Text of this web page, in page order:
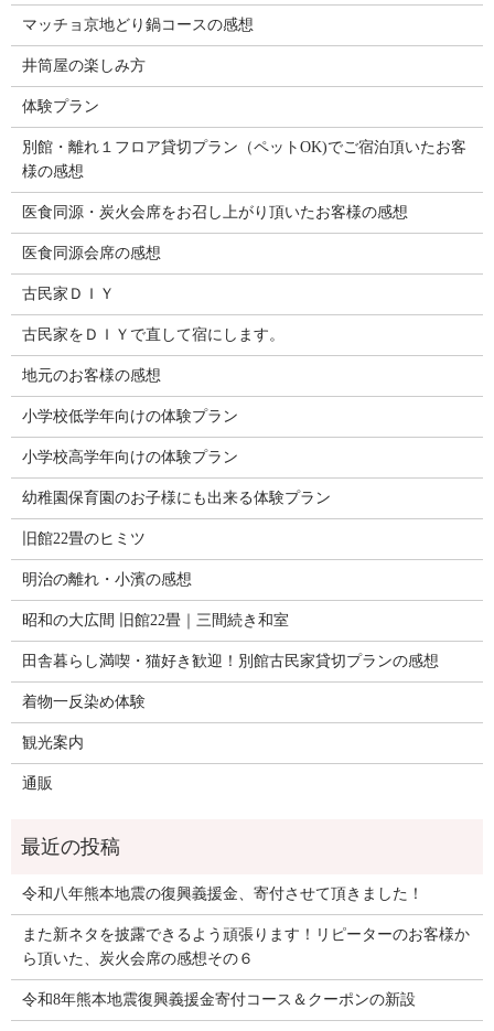
マッチョ京地どり鍋コースの感想
井筒屋の楽しみ方
体験プラン
別館・離れ１フロア貸切プラン（ペットOK)でご宿泊頂いたお客
様の感想
医食同源・炭火会席をお召し上がり頂いたお客様の感想
医食同源会席の感想
古民家ＤＩＹ
古民家をＤＩＹで直して宿にします。
地元のお客様の感想
小学校低学年向けの体験プラン
小学校高学年向けの体験プラン
幼稚園保育園のお子様にも出来る体験プラン
旧館22畳のヒミツ
明治の離れ・小濱の感想
昭和の大広間 旧館22畳｜三間続き和室
田舎暮らし満喫・猫好き歓迎！別館古民家貸切プランの感想
着物一反染め体験
観光案内
通販
令和八年熊本地震の復興義援金、寄付させて頂きました！
また新ネタを披露できるよう頑張ります！リピーターのお客様か
ら頂いた、炭火会席の感想その６
令和8年熊本地震復興義援金寄付コース＆クーポンの新設